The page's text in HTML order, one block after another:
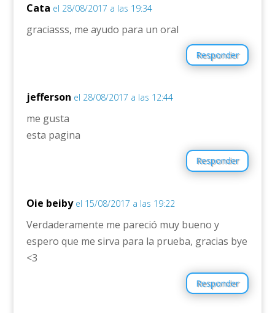
Cata el 28/08/2017 a las 19:34
graciasss, me ayudo para un oral
Responder
jefferson el 28/08/2017 a las 12:44
me gusta
esta pagina
Responder
Oie beiby el 15/08/2017 a las 19:22
Verdaderamente me pareció muy bueno y
espero que me sirva para la prueba, gracias bye
<3
Responder